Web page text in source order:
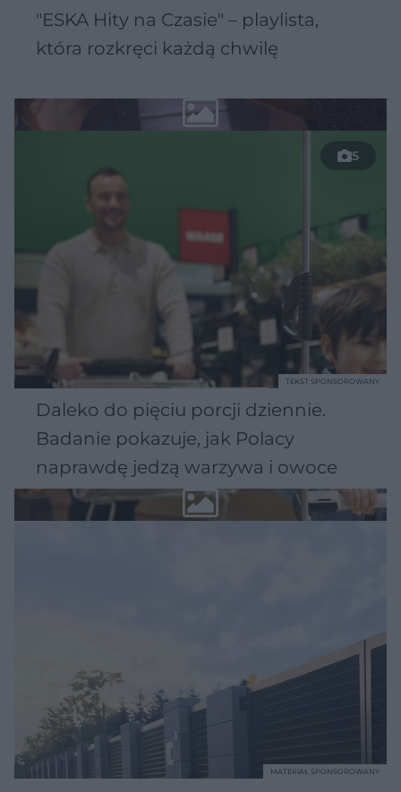
"ESKA Hity na Czasie" – playlista,
która rozkręci każdą chwilę
5
Daleko do pięciu porcji dziennie.
Badanie pokazuje, jak Polacy
naprawdę jedzą warzywa i owoce
TEKST SPONSOROWANY
MATERIAŁ SPONSOROWANY